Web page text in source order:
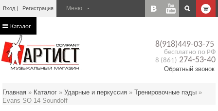
Вход Регистрация
8(918)449-03-75
бесплатно по РФ
8 (861) 274-53-40
Обратный звонок
Каталог
Главная » Каталог » Ударные и перкуссия » Тренировочные пэды »
Evans SO-14 Soundoff